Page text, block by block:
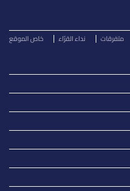
متفرقات نداء القرّاء خاص الموقع